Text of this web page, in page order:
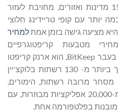
מיליון משתמשים ביותר מ-150 מדינות ואזורים, מחויבת לעזור
עם קופי טריידינג חלוצי
מציעה גישה בזמן אמתלמחיר
מטבעות קריפטוגרפיים
, שנקרא בעבר BitKeep, הוא ארנק קריפטו
משורשר ברמה עולמית התומך ביותר מ- 130 רשתות בלוקצ'יין
מסחר מרובה רשתות, הימורים,
תשלומים וגישה ישירה ליותר מ-20,000 אפליקציות מבוזרות, עם
בפלטפורמה אחת.